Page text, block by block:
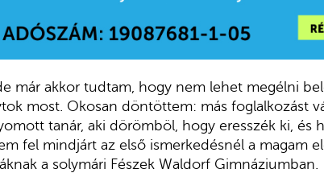
már akkor tudtam, hogy nem lehet megélni
most. Okosan döntöttem: más foglalkozást
tanár, aki dörömböl, hogy eresszék ki, és
fel mindjárt az első ismerkedésnél a magam
a solymári Fészek Waldorf Gimnáziumban.